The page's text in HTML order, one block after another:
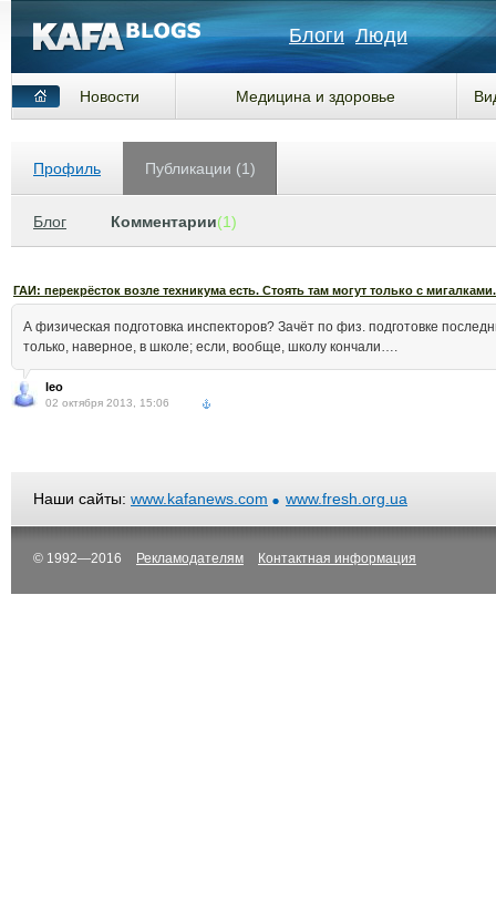
Блоги Люди
Новости Медицина и здоровье
Профиль Публикации (1)
Блог Комментарии(1)
ГАИ: перекрёсток возле техникума есть. Стоять там могут только с мигалками.
А физическая подготовка инспекторов? Зачёт по физ. подготовке
только, наверное, в школе; если, вообще, школу кончали….
leo
02 октября 2013, 15:06
Наши сайты: www.kafanews.com www.fresh.org.ua
© 1992—2016 Рекламодателям Контактная информация